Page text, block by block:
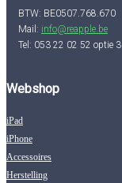
BTW: BE0507.768.670
Mail: info@reapple.be
Tel: 053 22 02 52 optie 3
Webshop
iPad
iPhone
Accessoires
Herstelling